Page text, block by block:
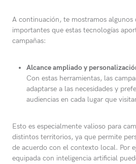
A continuación, te mostramos algunos
importantes que estas tecnologías
campañas:
Alcance ampliado y
Con estas herramientas, las
adaptarse a las necesidades y
audiencias en cada lugar que
Esto es especialmente valioso para
distintos territorios, ya que permite
de acuerdo con el contexto local. Por
equipada con inteligencia artificial